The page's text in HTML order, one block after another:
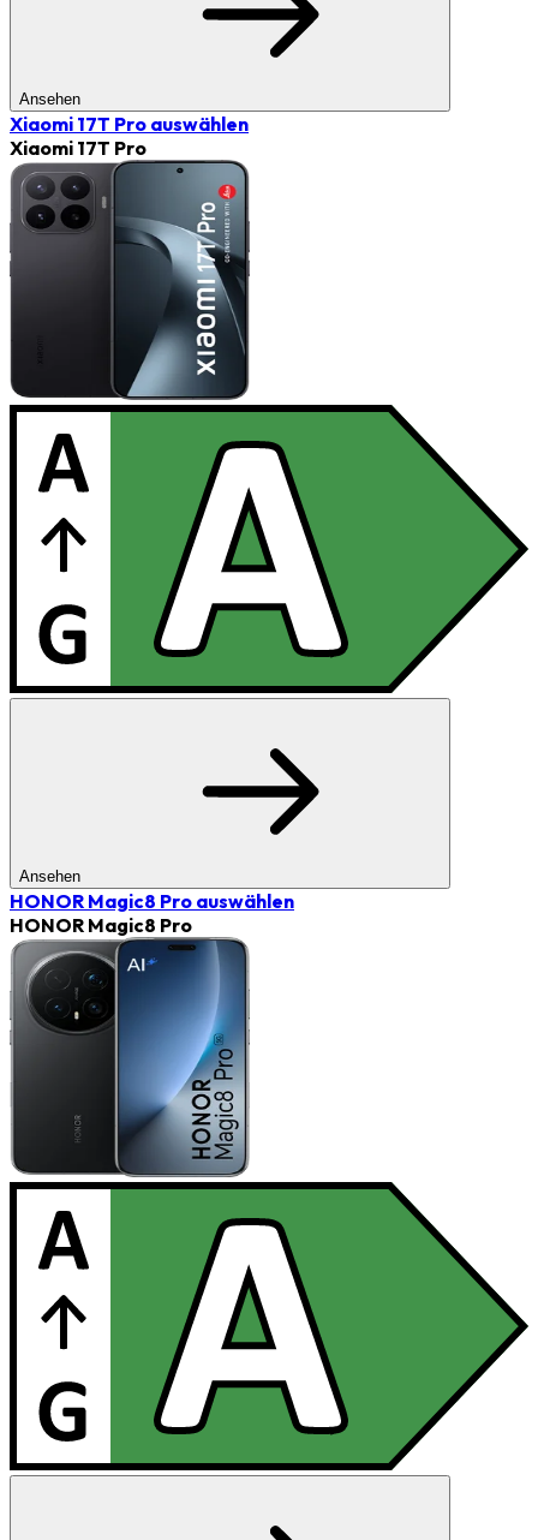
Ansehen
Xiaomi 17T Pro auswählen
Xiaomi 17T Pro
Ansehen
HONOR Magic8 Pro auswählen
HONOR Magic8 Pro